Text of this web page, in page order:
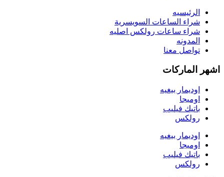
الرئيسيه
شراء الساعات السويسرية
شراء ساعات رولكس اصليه
المدونه
تواصل معنا
اشهر الماركات
اوديمار بيغيه
اوميجا
باتيك فيليب
رولكس
اوديمار بيغيه
اوميجا
باتيك فيليب
رولكس